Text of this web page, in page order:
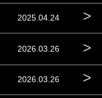
2025.04.24 >
2026.03.26 >
2026.03.26 >